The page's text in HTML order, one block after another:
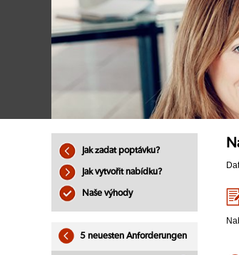
Jak zadat poptávku?
Jak vytvořit nabídku?
Naše výhody
5 neuesten Anforderungen